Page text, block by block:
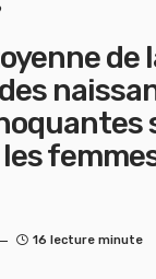
de
16 lecture minute